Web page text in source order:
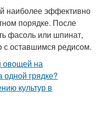
наиболее эффективно
порядке. После
фасоль или шпинат,
с оставшимся редисом.